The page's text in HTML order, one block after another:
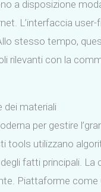
a disposizione
L’interfaccia
stesso tempo,
rilevanti con la
dei materiali
per gestire
tools utilizzano
fatti principali.
Piattaforme